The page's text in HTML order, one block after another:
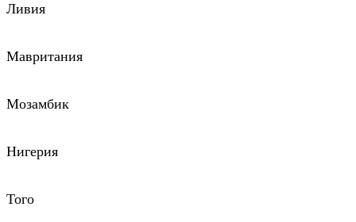
Ливия
Мавритания
Мозамбик
Нигерия
Того